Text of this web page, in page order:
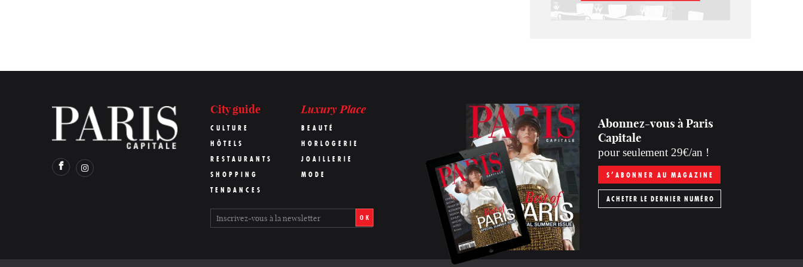
City guide
CULTURE
HÔTELS
RESTAURANTS
SHOPPING
TENDANCES
Luxury Place
BEAUTÉ
HORLOGERIE
JOAILLERIE
MODE
OK
Abonnez-vous à Paris
Capitale
pour seulement 29€/an !
S’ABONNER AU MAGAZINE
ACHETER LE DERNIER NUMÉRO